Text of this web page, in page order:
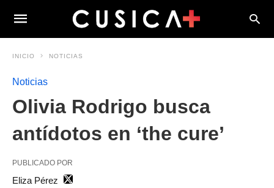
INICIO NOTICIAS
Noticias
Olivia Rodrigo busca
antídotos en ‘the cure’
PUBLICADO POR
Eliza Pérez